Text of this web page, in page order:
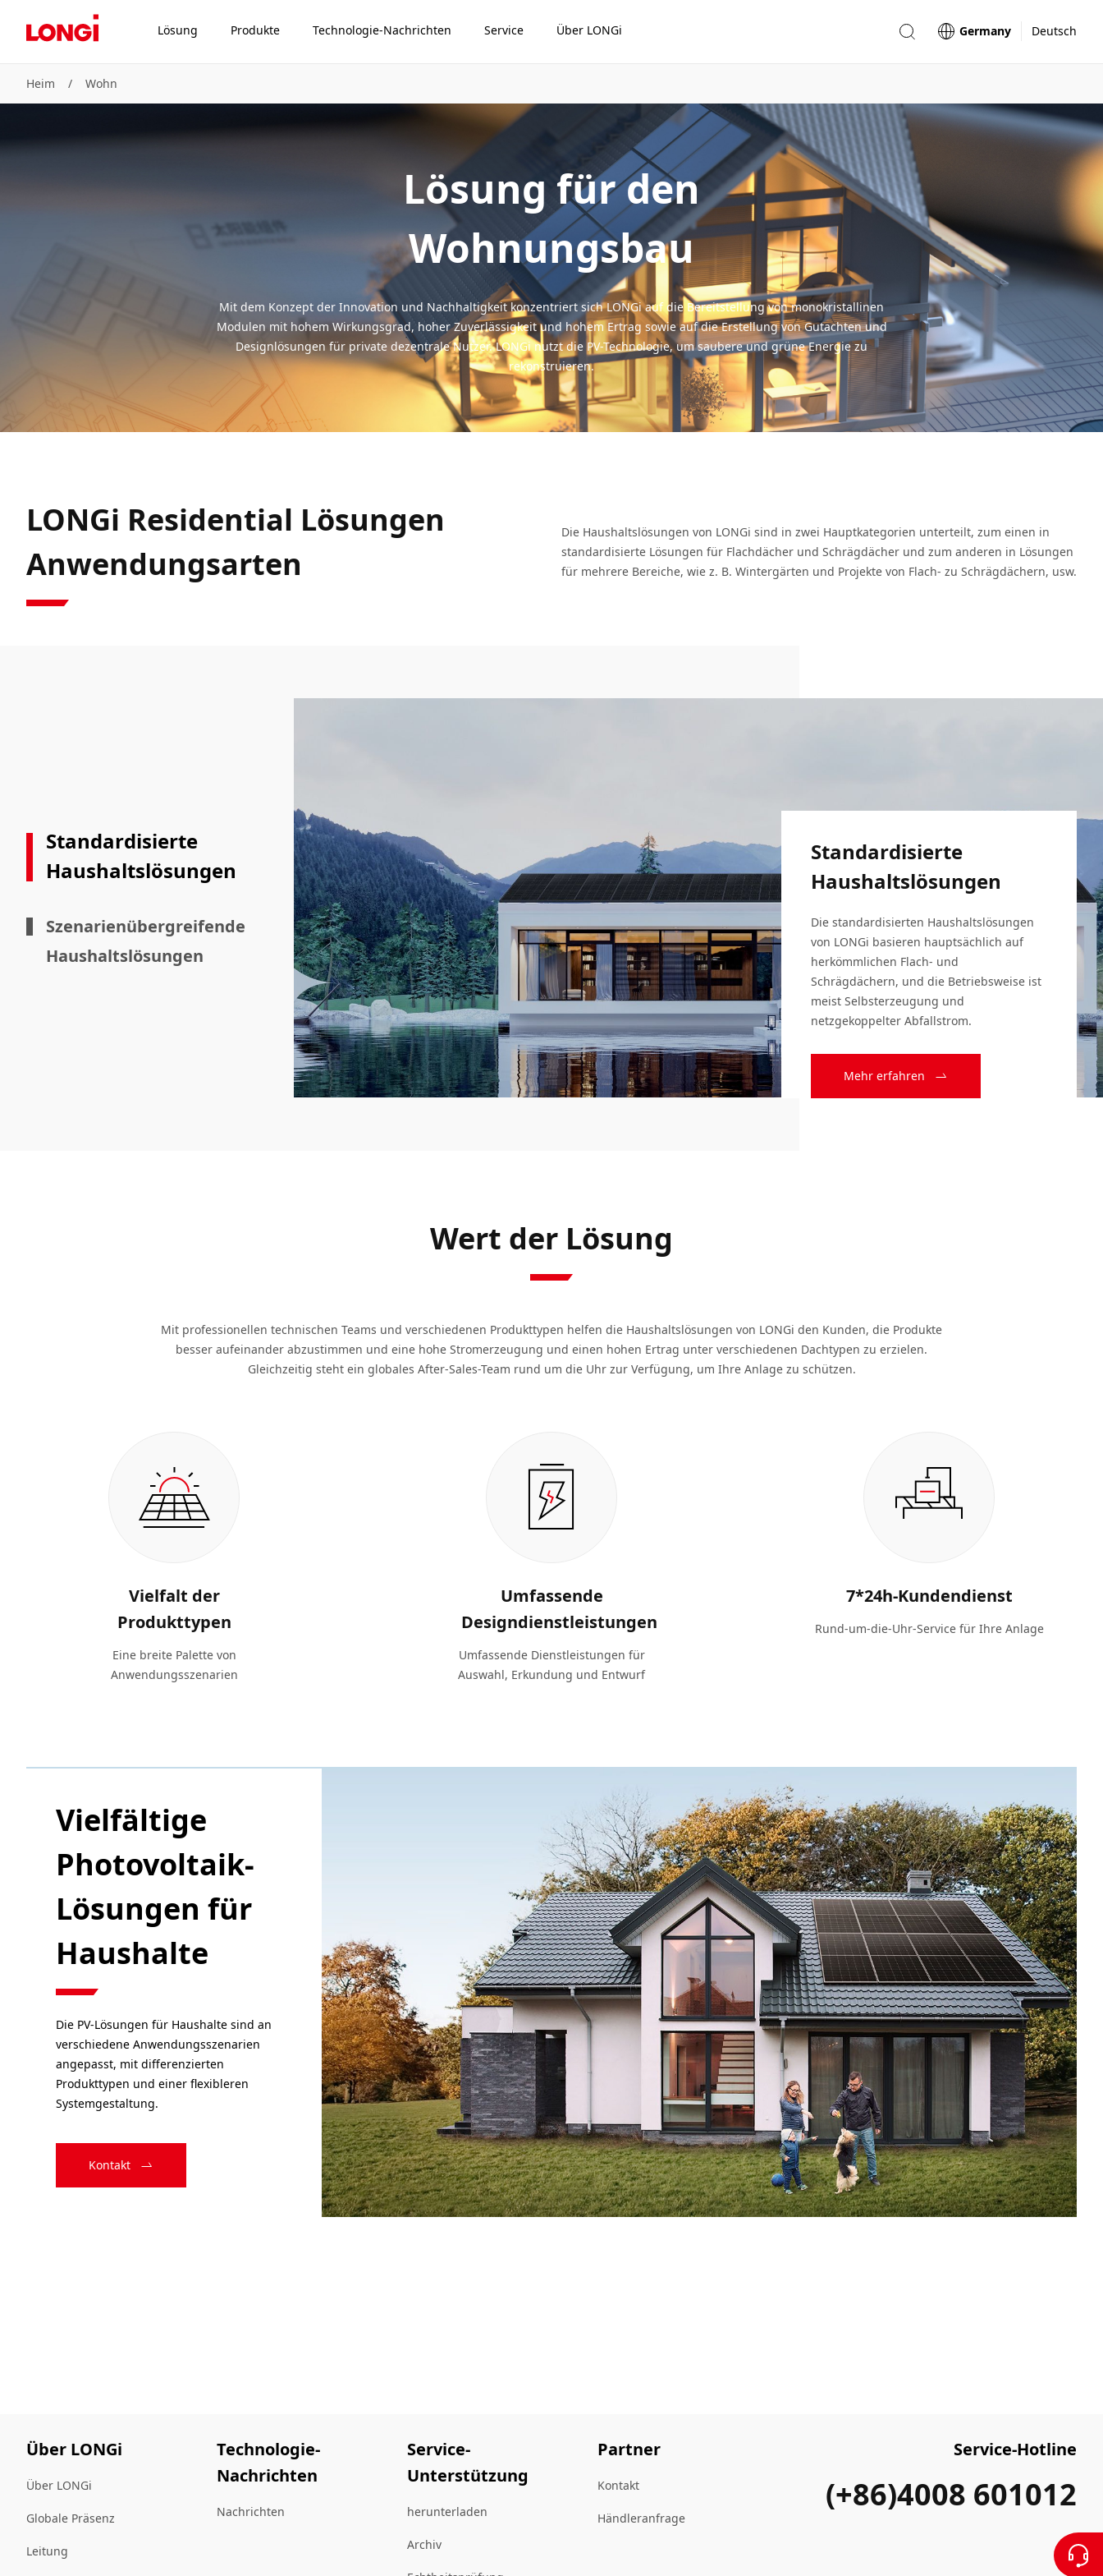
Lösung Produkte Technologie-Nachrichten Service Über LONGi Germany Deutsch
Heim / Wohn
Lösung für den
Wohnungsbau
Mit dem Konzept der Innovation und Nachhaltigkeit konzentriert sich LONGi auf die Bereitstellung von monokristallinen
Modulen mit hohem Wirkungsgrad, hoher Zuverlässigkeit und hohem Ertrag sowie auf die Erstellung von Gutachten und
Designlösungen für private dezentrale Nutzer. LONGi nutzt die PV-Technologie, um saubere und grüne Energie zu
rekonstruieren.
LONGi Residential Lösungen
Anwendungsarten
Die Haushaltslösungen von LONGi sind in zwei Hauptkategorien unterteilt, zum einen in
standardisierte Lösungen für Flachdächer und Schrägdächer und zum anderen in Lösungen
für mehrere Bereiche, wie z. B. Wintergärten und Projekte von Flach- zu Schrägdächern, usw.
Standardisierte
Haushaltslösungen
Szenarienübergreifende
Haushaltslösungen
Standardisierte
Haushaltslösungen
Die standardisierten Haushaltslösungen
von LONGi basieren hauptsächlich auf
herkömmlichen Flach- und
Schrägdächern, und die Betriebsweise ist
meist Selbsterzeugung und
netzgekoppelter Abfallstrom.
Mehr erfahren
Wert der Lösung
Mit professionellen technischen Teams und verschiedenen Produkttypen helfen die Haushaltslösungen von LONGi den Kunden, die Produkte
besser aufeinander abzustimmen und eine hohe Stromerzeugung und einen hohen Ertrag unter verschiedenen Dachtypen zu erzielen.
Gleichzeitig steht ein globales After-Sales-Team rund um die Uhr zur Verfügung, um Ihre Anlage zu schützen.
Vielfalt der
Produkttypen
Eine breite Palette von
Anwendungsszenarien
Umfassende
Designdienstleistungen
Umfassende Dienstleistungen für
Auswahl, Erkundung und Entwurf
7*24h-Kundendienst
Rund-um-die-Uhr-Service für Ihre Anlage
Vielfältige
Photovoltaik-
Lösungen für
Haushalte
Die PV-Lösungen für Haushalte sind an
verschiedene Anwendungsszenarien
angepasst, mit differenzierten
Produkttypen und einer flexibleren
Systemgestaltung.
Kontakt
Über LONGi
Über LONGi
Globale Präsenz
Leitung
Technologie-
Nachrichten
Nachrichten
Service-
Unterstützung
herunterladen
Archiv
Partner
Kontakt
Händleranfrage
Service-Hotline
(+86)4008 601012